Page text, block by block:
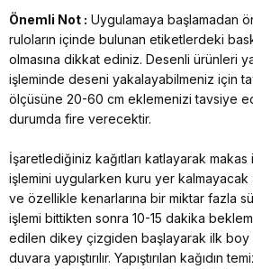
Önemli Not : Uygulamaya başlamadan
ruloların içinde bulunan etiketlerdeki
olmasına dikkat ediniz. Desenli ürünleri
işleminde deseni yakalayabilmeniz için
ölçüsüne 20-60 cm eklemenizi tavsiye
durumda fire verecektir.
İşaretlediğiniz kağıtları katlayarak
işlemini uygularken kuru yer kalmayacak
ve özellikle kenarlarına bir miktar fazla
işlemi bittikten sonra 10-15 dakika
edilen dikey çizgiden başlayarak ilk boy
duvara yapıştırılır. Yapıştırılan kağıdın